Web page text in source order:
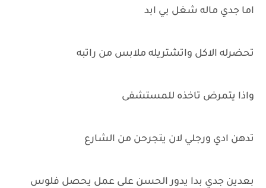
اما جدي ماله شغل بي ابد
تحضرله الاكل واتشتريله ملابس من راتبه
واذا يتمرض تاخذه للمستشفى
تدهن ادي ورجلي لان يتجرحن من الشارع
بعدين جدي بدا يدور الحسن على عمل يحصل فلوس